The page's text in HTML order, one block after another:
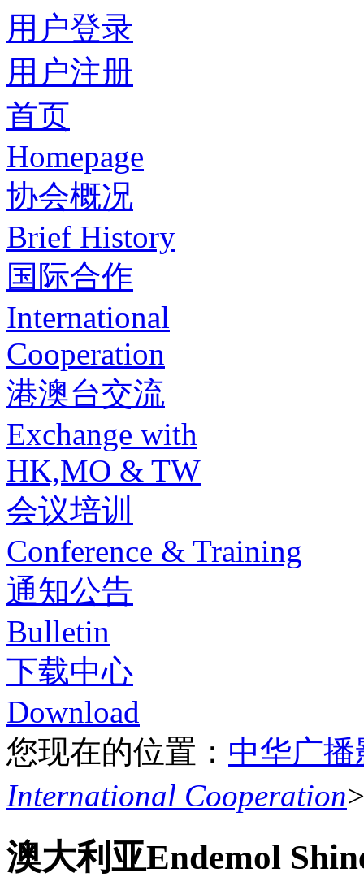
用户登录
用户注册
首页
Homepage
协会概况
Brief History
国际合作
International
Cooperation
港澳台交流
Exchange with
HK,MO & TW
会议培训
Conference & Training
通知公告
Bulletin
下载中心
Download
您现在的位置： 中华广
International Cooperation
澳大利亚Endemol